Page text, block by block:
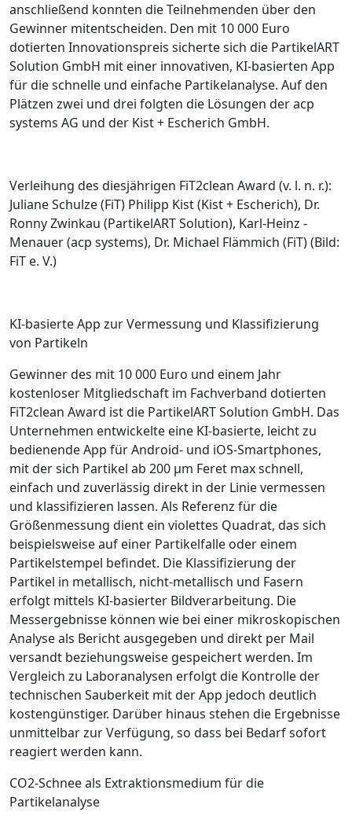
anschließend konnten die Teilnehmenden über den
Gewinner mitentscheiden. Den mit 10 000 Euro
dotierten Innovationspreis sicherte sich die PartikelART
Solution GmbH mit einer innovativen, KI-basierten App
für die schnelle und einfache Partikelanalyse. Auf den
Plätzen zwei und drei folgten die Lösungen der acp
systems AG und der Kist + Escherich GmbH.
Verleihung des diesjährigen FiT2clean Award (v. l. n. r.):
Juliane Schulze (FiT) Philipp Kist (Kist + Escherich), Dr.
Ronny Zwinkau (PartikelART Solution), Karl-Heinz ­
Menauer (acp systems), Dr. Michael Flämmich (FiT) (Bild:
FiT e. V.)
KI-basierte App zur Vermessung und Klassifizierung
von Partikeln
Gewinner des mit 10 000 Euro und einem Jahr
kostenloser Mitgliedschaft im Fachverband dotierten
FiT2clean Award ist die PartikelART Solution GmbH. Das
Unternehmen entwickelte eine KI-basierte, leicht zu
bedienende App für Android- und iOS-Smartphones,
mit der sich Partikel ab 200 µm Feret max schnell,
einfach und zuverlässig direkt in der Linie vermessen
und klassifizieren lassen. Als Referenz für die
Größenmessung dient ein violettes Quadrat, das sich
beispielsweise auf einer Partikelfalle oder einem
Partikelstempel befindet. Die Klassifizierung der
Partikel in metallisch, nicht-metallisch und Fasern
erfolgt mittels KI-basierter Bildverarbeitung. Die
Messergebnisse können wie bei einer mikroskopischen
Analyse als Bericht ausgegeben und direkt per Mail
versandt beziehungsweise gespeichert werden. Im
Vergleich zu Laboranalysen erfolgt die Kontrolle der
technischen Sauberkeit mit der App jedoch deutlich
kostengünstiger. Darüber hinaus stehen die Ergebnisse
unmittelbar zur Verfügung, so dass bei Bedarf sofort
reagiert werden kann.
CO2-Schnee als ­Extraktionsmedium für die
Partikelanalyse